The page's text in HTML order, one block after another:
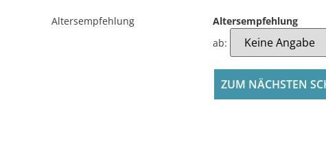
Altersempfehlung
Altersempfehlung
ab: